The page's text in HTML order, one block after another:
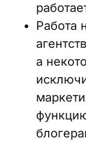
Работа
а